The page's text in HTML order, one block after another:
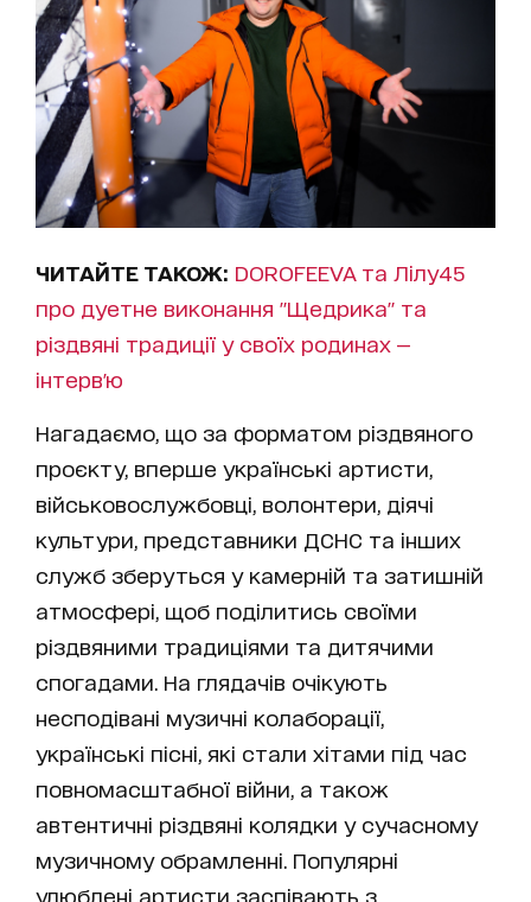
ЧИТАЙТЕ ТАКОЖ: DOROFEEVA та Лілу45
про дуетне виконання "Щедрика" та
різдвяні традиції у своїх родинах —
інтерв'ю
Нагадаємо, що за форматом різдвяного
проєкту, вперше українські артисти,
військовослужбовці, волонтери, діячі
культури, представники ДСНС та інших
служб зберуться у камерній та затишній
атмосфері, щоб поділитись своїми
різдвяними традиціями та дитячими
спогадами. На глядачів очікують
несподівані музичні колаборації,
українські пісні, які стали хітами під час
повномасштабної війни, а також
автентичні різдвяні колядки у сучасному
музичному обрамленні. Популярні
улюблені артисти заспівають з